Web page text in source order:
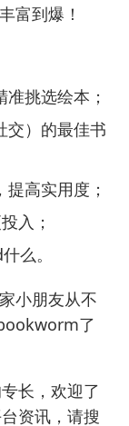
富到爆！
挑选绘本；
交）的最佳书
高实用度；
入；
么。
小朋友从不
了
长，欢迎了
资讯，请搜